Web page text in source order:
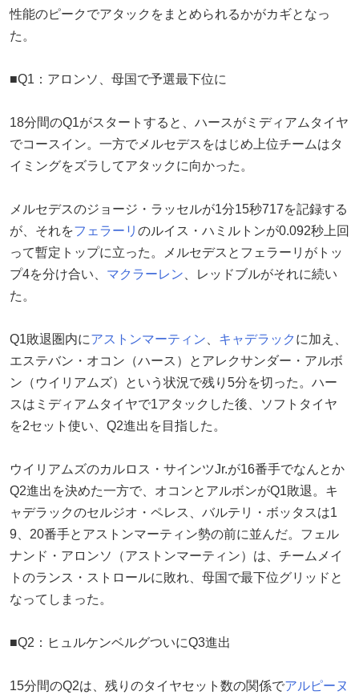
性能のピークでアタックをまとめられるかがカギとなっ
た。
■Q1：アロンソ、母国で予選最下位に
18分間のQ1がスタートすると、ハースがミディアムタイヤ
でコースイン。一方でメルセデスをはじめ上位チームはタ
イミングをズラしてアタックに向かった。
メルセデスのジョージ・ラッセルが1分15秒717を記録する
が、それをフェラーリ のルイス・ハミルトンが0.092秒上回
って暫定トップに立った。メルセデスとフェラーリがトッ
プ4を分け合い、 マクラーレン 、レッドブルがそれに続い
た。
Q1敗退圏内にアストンマーティン キャデラック に加え、
エステバン・オコン（ハース）とアレクサンダー・アルボ
ン（ウイリアムズ）という状況で残り5分を切った。ハー
スはミディアムタイヤで1アタックした後、ソフトタイヤ
を2セット使い、Q2進出を目指した。
ウイリアムズのカルロス・サインツJr.が16番手でなんとか
Q2進出を決めた一方で、オコンとアルボンがQ1敗退。キ
ャデラックのセルジオ・ペレス、バルテリ・ボッタスは1
9、20番手とアストンマーティン勢の前に並んだ。フェル
ナンド・アロンソ（アストンマーティン）は、チームメイ
トのランス・ストロールに敗れ、母国で最下位グリッドと
なってしまった。
■Q2：ヒュルケンベルグついにQ3進出
15分間のQ2は、残りのタイヤセット数の関係でアルピーヌ